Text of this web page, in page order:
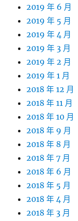
2019 年 6 月
2019 年 5 月
2019 年 4 月
2019 年 3 月
2019 年 2 月
2019 年 1 月
2018 年 12 月
2018 年 11 月
2018 年 10 月
2018 年 9 月
2018 年 8 月
2018 年 7 月
2018 年 6 月
2018 年 5 月
2018 年 4 月
2018 年 3 月